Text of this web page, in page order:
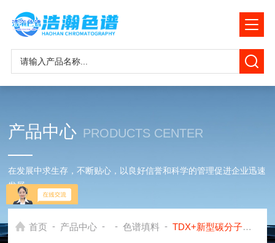
产品中心 PRODUCTS CENTER
在发展中求生存，不断贴心，以良好信誉和科学的管理促进企业迅速
发展
首页 - 产品中心 - - 色谱填料 - TDX+新型碳分子筛色谱填料